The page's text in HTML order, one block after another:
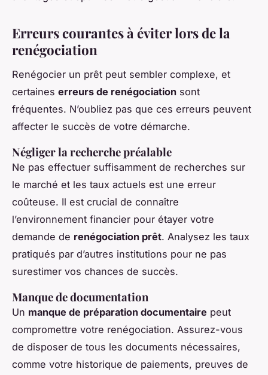
Erreurs courantes à éviter lors de la
renégociation
Renégocier un prêt peut sembler complexe, et
certaines erreurs de renégociation sont
fréquentes. N’oubliez pas que ces erreurs peuvent
affecter le succès de votre démarche.
Négliger la recherche préalable
Ne pas effectuer suffisamment de recherches sur
le marché et les taux actuels est une erreur
coûteuse. Il est crucial de connaître
l’environnement financier pour étayer votre
demande de renégociation prêt. Analysez les taux
pratiqués par d’autres institutions pour ne pas
surestimer vos chances de succès.
Manque de documentation
Un manque de préparation documentaire peut
compromettre votre renégociation. Assurez-vous
de disposer de tous les documents nécessaires,
comme votre historique de paiements, preuves de